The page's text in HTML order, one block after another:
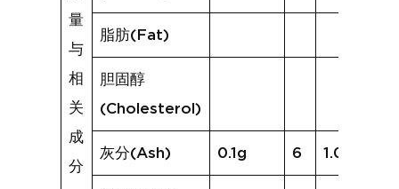
量
与
相
关
成
分
脂肪(Fat)
胆固醇
(Cholesterol)
灰分(Ash) 0.1g 6 1.0g